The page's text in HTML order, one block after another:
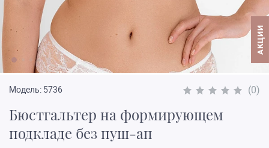
Модель: 5736 (0)
Бюстгальтер на формирующем
подкладе без пуш-ап
АКЦИИ